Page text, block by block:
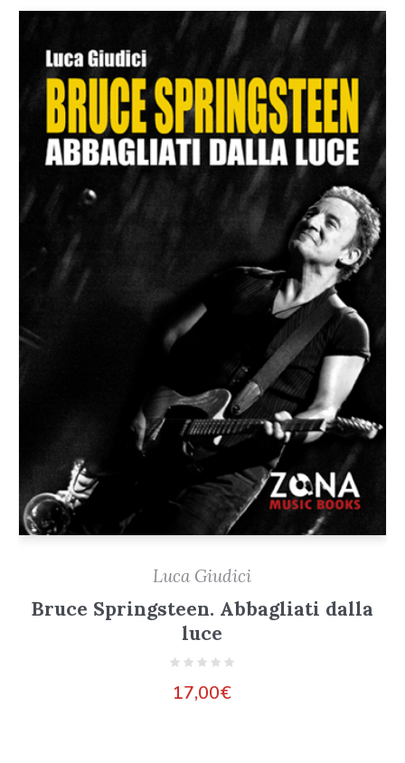
Luca Giudici
Bruce Springsteen. Abbagliati dalla
luce
17,00€